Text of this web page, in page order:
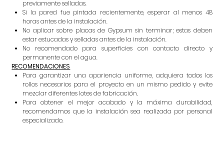
previamente selladas.
Si la pared fue pintada recientemente, esperar al menos 48
horas antes de la instalación.
No aplicar sobre placas de Gypsum sin terminar; estas deben
estar estucadas y selladas antes de la instalación.
No recomendado para superficies con contacto directo y
permanente con el agua.
RECOMENDACIONES
Para garantizar una apariencia uniforme, adquiera todos los
rollos necesarios para el proyecto en un mismo pedido y evite
mezclar diferentes lotes de fabricación.
Para obtener el mejor acabado y la máxima durabilidad,
recomendamos que la instalación sea realizada por personal
especializado.